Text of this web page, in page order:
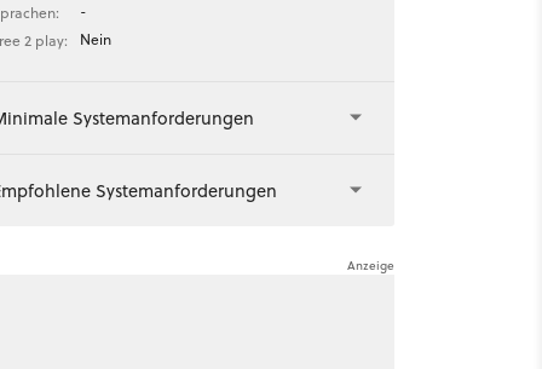
-
2 play:
Nein
Systemanforderungen
Systemanforderungen